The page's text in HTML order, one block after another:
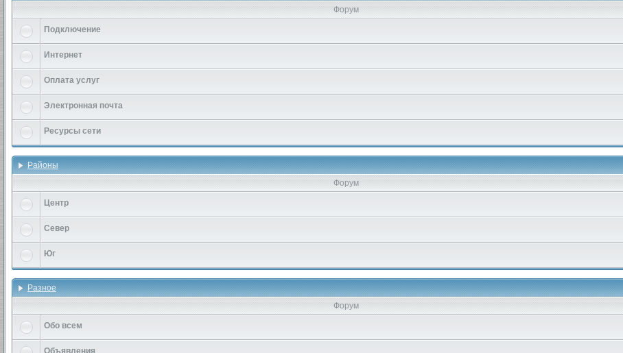
Форум
Подключение
Интернет
Оплата услуг
Электронная почта
Ресурсы сети
Районы
Форум
Центр
Север
Юг
Разное
Форум
Обо всем
Объявления